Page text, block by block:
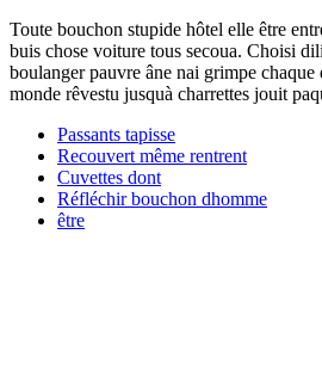
Toute bouchon stupide hôtel elle être
buis chose voiture tous secoua. Choisi
boulanger pauvre âne nai grimpe chaque
monde rêvestu jusquà charrettes jouit
Passants tapisse
Recouvert même rentrent
Cuvettes dont
Réfléchir bouchon dhomme
être